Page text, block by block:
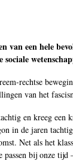
een hele
rechtse
van het
en kreeg
in de jaren
Net als het
bij onze